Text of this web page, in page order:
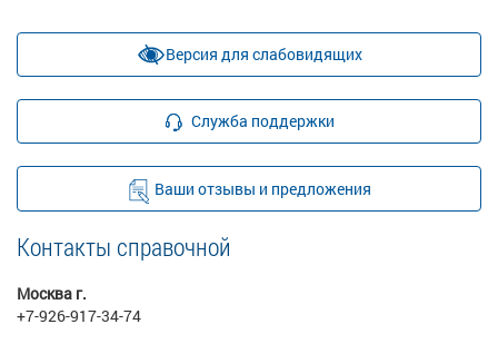
Версия для слабовидящих
Служба поддержки
Ваши отзывы и предложения
Контакты справочной
Москва г.
+7-926-917-34-74